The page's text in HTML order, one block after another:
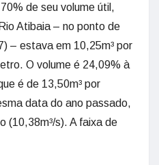
de seu volume útil,
Atibaia – no ponto de
– estava em 10,25m³ por
O volume é 24,09% à
é de 13,50m³ por
data do ano passado,
(10,38m³/s). A faixa de